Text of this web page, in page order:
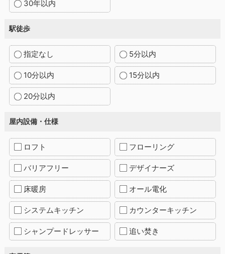
30年以内
駅徒歩
指定なし 5分以内
10分以内 15分以内
20分以内
屋内設備・仕様
ロフト フローリング
バリアフリー デザイナーズ
床暖房 オール電化
システムキッチン カウンターキッチン
シャンプードレッサー 追い焚き